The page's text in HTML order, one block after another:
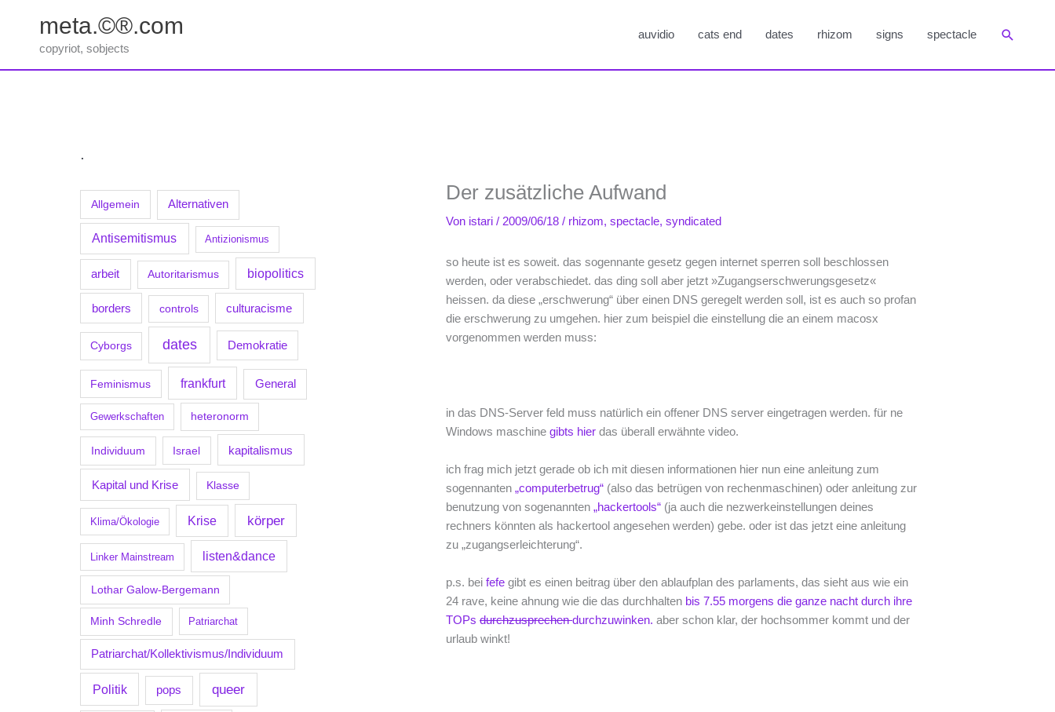
springen
meta.©®.com
copyriot, sobjects
auvidio cats end dates rhizom signs spectacle Suchen
.
Allgemein Alternativen
Antisemitismus Antizionismus
arbeit Autoritarismus biopolitics
borders controls culturacisme
Cyborgs dates Demokratie
Feminismus frankfurt General
Gewerkschaften heteronorm
Individuum Israel kapitalismus
Kapital und Krise Klasse
Klima/Ökologie Krise körper
Linker Mainstream listen&dance
Lothar Galow-Bergemann
Minh Schredle Patriarchat
Patriarchat/Kollektivismus/Individuum
Politik pops queer
Der zusätzliche Aufwand
Von istari/ 2009/06/18/ rhizom,spectacle,syndicated
so heute ist es soweit. das sogennante gesetz gegen internet sperren soll beschlossen
werden, oder verabschiedet. das ding soll aber jetzt »Zugangserschwerungsgesetz«
heissen. da diese „erschwerung“ über einen DNS geregelt werden soll, ist es auch so profan
die erschwerung zu umgehen. hier zum beispiel die einstellung die an einem macosx
vorgenommen werden muss:
in das DNS-Server feld muss natürlich ein offener DNS server eingetragen werden. für ne
Windows maschinegibts hier das überall erwähnte video.
ich frag mich jetzt gerade ob ich mit diesen informationen hier nun eine anleitung zum
sogennanten„computerbetrug“ (also das betrügen von rechenmaschinen) oder anleitung zur
benutzung von sogenannten„hackertools“ (ja auch die nezwerkeinstellungen deines
rechners könnten als hackertool angesehen werden) gebe. oder ist das jetzt eine anleitung
zu „zugangserleichterung“.
p.s. beifefe gibt es einen beitrag über den ablaufplan des parlaments, das sieht aus wie ein
24 rave, keine ahnung wie die das durchhalten bis 7.55 morgens die ganze nacht durch ihre
TOPsdurchzusprechendurchzuwinken. aber schon klar, der hochsommer kommt und der
urlaub winkt!